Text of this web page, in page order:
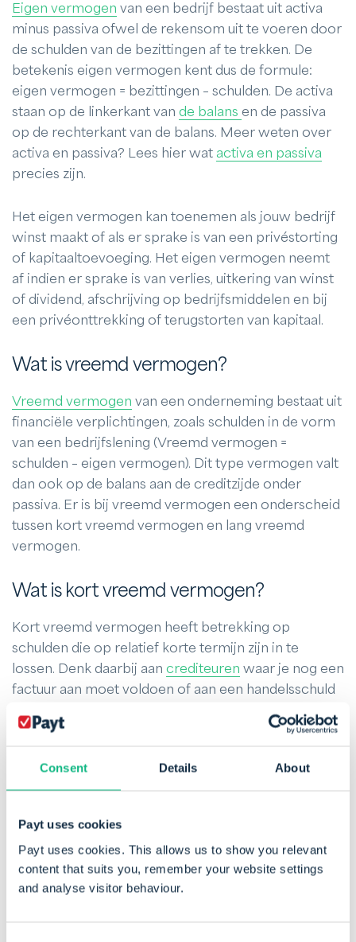
Consent Details About
Payt uses cookies
Payt uses cookies. This allows us to show you relevant
content that suits you, remember your website settings
and analyse visitor behaviour.
Eigen vermogen van een bedrijf bestaat uit activa
minus passiva ofwel de rekensom uit te voeren door
de schulden van de bezittingen af te trekken. De
betekenis eigen vermogen kent dus de formule:
eigen vermogen = bezittingen – schulden. De activa
staan op de linkerkant van de balans en de passiva
op de rechterkant van de balans. Meer weten over
activa en passiva? Lees hier wat activa en passiva
precies zijn.
Het eigen vermogen kan toenemen als jouw bedrijf
winst maakt of als er sprake is van een privéstorting
of kapitaaltoevoeging. Het eigen vermogen neemt
af indien er sprake is van verlies, uitkering van winst
of dividend, afschrijving op bedrijfsmiddelen en bij
een privéonttrekking of terugstorten van kapitaal.
Wat is vreemd vermogen?
Vreemd vermogen van een onderneming bestaat uit
financiële verplichtingen, zoals schulden in de vorm
van een bedrijfslening (Vreemd vermogen =
schulden – eigen vermogen). Dit type vermogen valt
dan ook op de balans aan de creditzijde onder
passiva. Er is bij vreemd vermogen een onderscheid
tussen kort vreemd vermogen en lang vreemd
vermogen.
Wat is kort vreemd vermogen?
Kort vreemd vermogen heeft betrekking op
schulden die op relatief korte termijn zijn in te
lossen. Denk daarbij aan crediteuren waar je nog een
factuur aan moet voldoen of aan een handelsschuld
die nog openstaat bij een leverancier. Ook een
kortlopend krediet behoort tot het kort vreemd
Wat is lang vreemd vermogen?
Bij lang vreemd vermogen is er sprake van een
schuld die op lange termijn is aangegaan. Een
hypotheek voor een bedrijfspand is daar een
voorbeeld van net als leaseschulden en